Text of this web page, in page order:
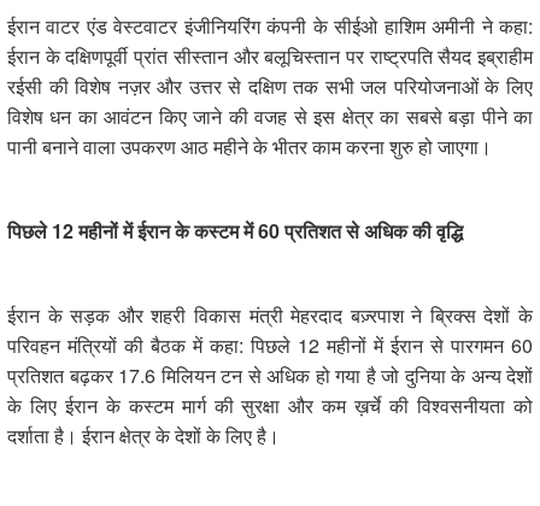
ईरान वाटर एंड वेस्टवाटर इंजीनियरिंग कंपनी के सीईओ हाशिम अमीनी ने कहा:
ईरान के दक्षिणपूर्वी प्रांत सीस्तान और बलूचिस्तान पर राष्ट्रपति सैयद इब्राहीम
रईसी की विशेष नज़र और उत्तर से दक्षिण तक सभी जल परियोजनाओं के लिए
विशेष धन का आवंटन किए जाने की वजह से इस क्षेत्र का सबसे बड़ा पीने का
पानी बनाने वाला उपकरण आठ महीने के भीतर काम करना शुरु हो जाएगा।
पिछले12महीनों में ईरान के कस्टम में60प्रतिशतसे अधिक की वृद्धि
ईरान के सड़क और शहरी विकास मंत्री मेहरदाद बज़्रपाश ने ब्रिक्स देशों के
परिवहन मंत्रियों की बैठक में कहा: पिछले 12 महीनों में ईरान से पारगमन 60
प्रतिशत बढ़कर 17.6 मिलियन टन से अधिक हो गया है जो दुनिया के अन्य देशों
के लिए ईरान के कस्टम मार्ग की सुरक्षा और कम ख़र्चे की विश्वसनीयता को
दर्शाता है। ईरान क्षेत्र के देशों के लिए है।